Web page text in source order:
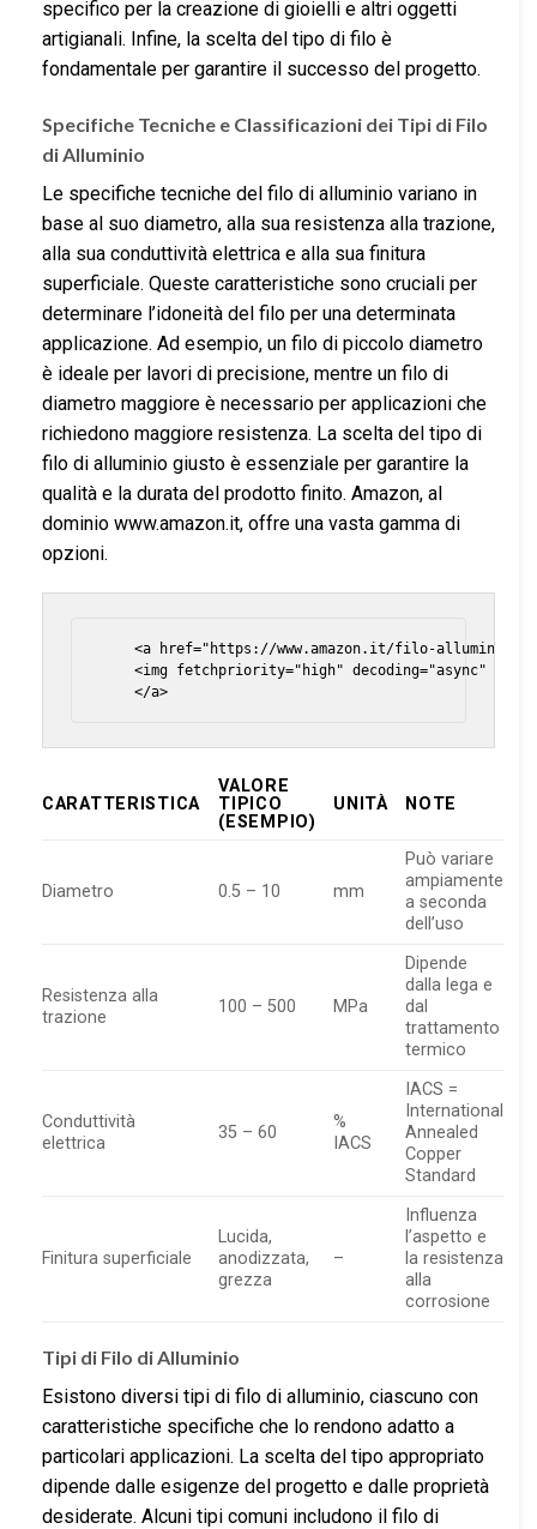
specifico per la creazione di gioielli e altri oggetti
artigianali. Infine, la scelta del tipo di filo è
fondamentale per garantire il successo del progetto.
Specifiche Tecniche e Classificazioni dei Tipi di Filo
di Alluminio
Le specifiche tecniche del filo di alluminio variano in
base al suo diametro, alla sua resistenza alla trazione,
alla sua conduttività elettrica e alla sua finitura
superficiale. Queste caratteristiche sono cruciali per
determinare l’idoneità del filo per una determinata
applicazione. Ad esempio, un filo di piccolo diametro
è ideale per lavori di precisione, mentre un filo di
diametro maggiore è necessario per applicazioni che
richiedono maggiore resistenza. La scelta del tipo di
filo di alluminio giusto è essenziale per garantire la
qualità e la durata del prodotto finito. Amazon, al
dominio www.amazon.it, offre una vasta gamma di
opzioni.
<a href="https://www.amazon.it/filo-alluminio/
<img fetchpriority="high" decoding="async"
CARATTERISTICA
VALORE
TIPICO
(ESEMPIO)
UNITÀ NOTE
Diametro 0.5 – 10 mm
Può variare
ampiamente
a seconda
dell’uso
Resistenza alla
trazione
100 – 500 MPa
Dipende
dalla lega e
dal
trattamento
termico
Conduttività
elettrica
35 – 60
%
IACS
IACS =
International
Annealed
Copper
Standard
Finitura superficiale
Lucida,
anodizzata,
grezza
–
Influenza
l’aspetto e
la resistenza
alla
corrosione
Tipi di Filo di Alluminio
Esistono diversi tipi di filo di alluminio, ciascuno con
caratteristiche specifiche che lo rendono adatto a
particolari applicazioni. La scelta del tipo appropriato
dipende dalle esigenze del progetto e dalle proprietà
desiderate. Alcuni tipi comuni includono il filo di